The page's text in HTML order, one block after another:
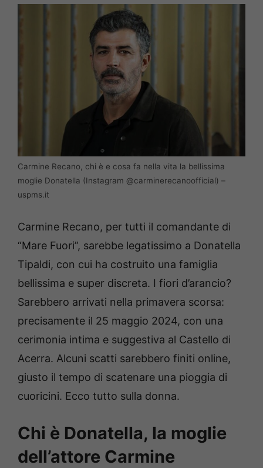
Carmine Recano, chi è e cosa fa nella vita la bellissima
moglie Donatella (Instagram @carminerecanoofficial) –
uspms.it
Carmine Recano, per tutti il comandante di
“Mare Fuori”, sarebbe legatissimo a Donatella
Tipaldi, con cui ha costruito una famiglia
bellissima e super discreta. I fiori d’arancio?
Sarebbero arrivati nella primavera scorsa:
precisamente il 25 maggio 2024, con una
cerimonia intima e suggestiva al Castello di
Acerra. Alcuni scatti sarebbero finiti online,
giusto il tempo di scatenare una pioggia di
cuoricini. Ecco tutto sulla donna.
Chi è Donatella, la moglie
dell’attore Carmine